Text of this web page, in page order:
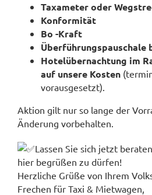
Taxameter oder
Konformität
Bo -Kraft
Überführungspauschale
Hotelübernachtung im
auf unsere Kosten
vorausgesetzt).
Aktion gilt nur so lange der
Änderung vorbehalten.
Lassen Sie sich jetzt
hier begrüßen zu dürfen!
Herzliche Grüße von Ihrem
Frechen für Taxi & Mietwagen,